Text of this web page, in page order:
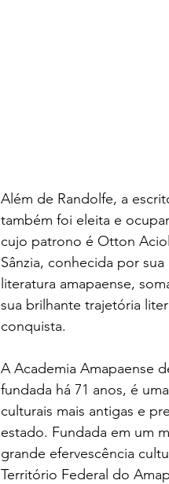
Além de Randolfe, a
também foi eleita e
cujo patrono é Otton
Sânzia, conhecida por
literatura amapaense,
sua brilhante trajetória
conquista.
A Academia Amapaense
fundada há 71 anos, é
culturais mais antigas e
estado. Fundada em um
grande efervescência
Território Federal do